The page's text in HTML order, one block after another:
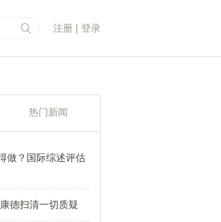
注册 | 登录
热门新闻
做？国际综述评估
德扫清一切质疑